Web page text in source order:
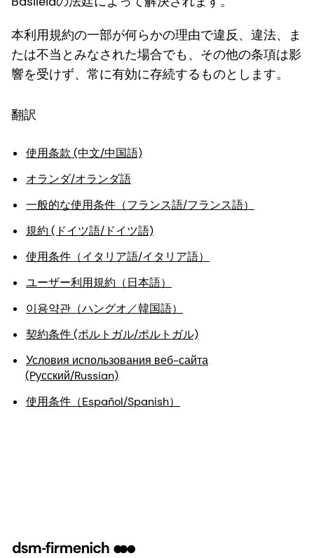
本利用規約の一部が何らかの理由で違反、違法、ま
たは不当とみなされた場合でも、その他の条項は影
響を受けず、常に有効に存続するものとします。
翻訳
使用条款 (中文/中国語)
オランダ/オランダ語
一般的な使用条件（フランス語/フランス語）
規約 (ドイツ語/ドイツ語)
使用条件（イタリア語/イタリア語）
ユーザー利用規約（日本語）
이용약관（ハングオ／韓国語）
契約条件 (ポルトガル/ポルトガル)
Условия использования веб-сайта
(Pусский/Russian)
使用条件（Español/Spanish）